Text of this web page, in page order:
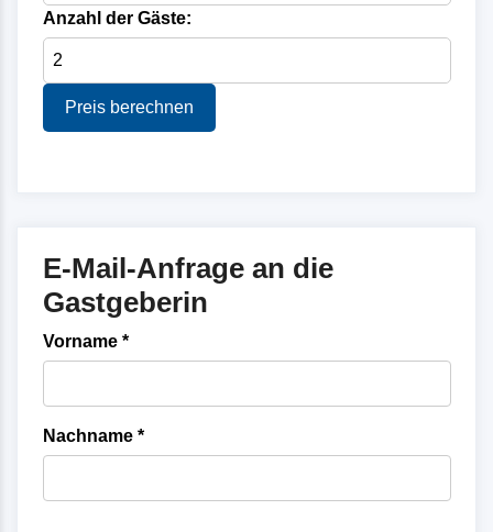
Anzahl der Gäste:
Preis berechnen
E-Mail-Anfrage an die
Gastgeberin
Vorname *
Nachname *